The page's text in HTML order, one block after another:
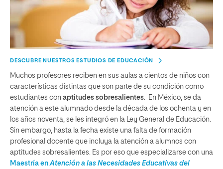
DESCUBRE NUESTROS ESTUDIOS DE EDUCACIÓN
Muchos profesores reciben en sus aulas a cientos de niños con
características distintas que son parte de su condición como
estudiantes con aptitudes sobresalientes . En México, se da
atención a este alumnado desde la década de los ochenta y en
los años noventa, se les integró en la Ley General de Educación.
Sin embargo, hasta la fecha existe una falta de formación
profesional docente que incluya la atención a alumnos con
aptitudes sobresalientes. Es por eso que especializarse con una
Maestría en Atención a las Necesidades Educativas del